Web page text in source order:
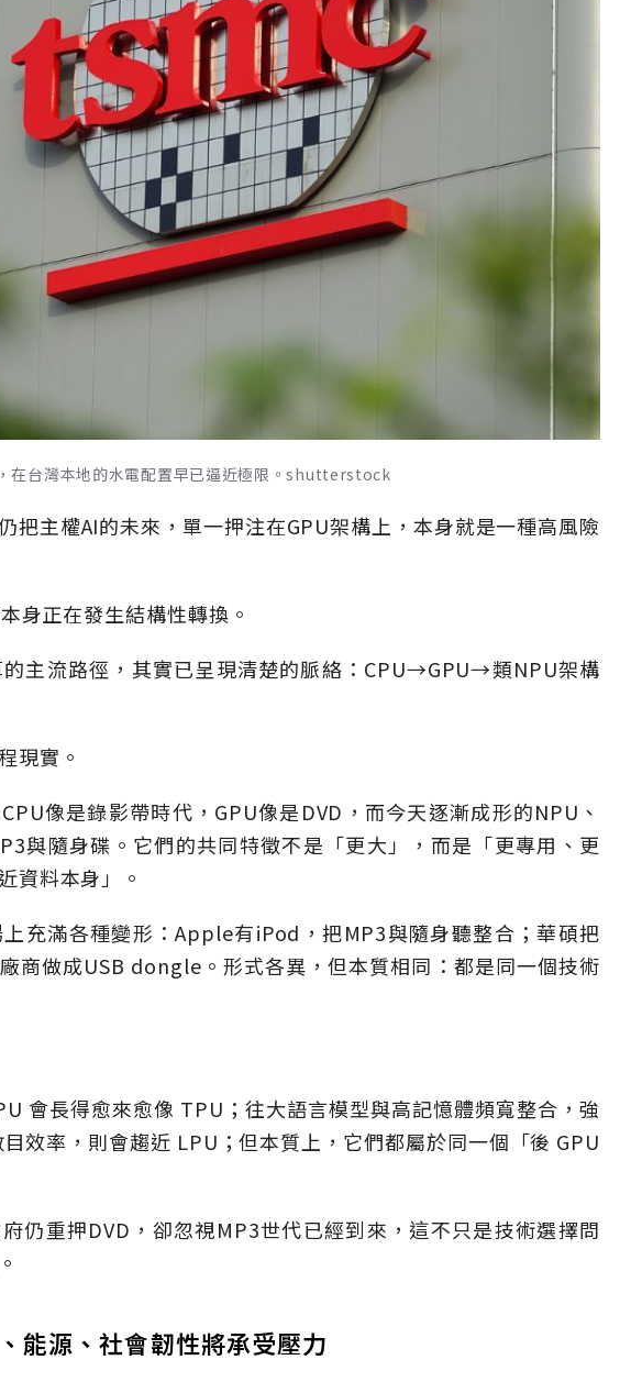
在台灣本地的水電配置早已逼近極限。shutterstock
把主權AI的未來，單一押注在GPU架構上，本身就是一種高風險
身正在發生結構性轉換。
主流路徑，其實已呈現清楚的脈絡：CPU→GPU→類NPU架構
現實。
像是錄影帶時代，GPU像是DVD，而今天逐漸成形的NPU、
與隨身碟。它們的共同特徵不是「更大」，而是「更專用、更
資料本身」。
充滿各種變形：Apple有iPod，把MP3與隨身聽整合；華碩把
商做成USB dongle。形式各異，但本質相同：都是同一個技術
會長得愈來愈像 TPU；往大語言模型與高記憶體頻寬整合，強
效率，則會趨近 LPU；但本質上，它們都屬於同一個「後 GPU
仍重押DVD，卻忽視MP3世代已經到來，這不只是技術選擇問
能源、社會韌性將承受壓力